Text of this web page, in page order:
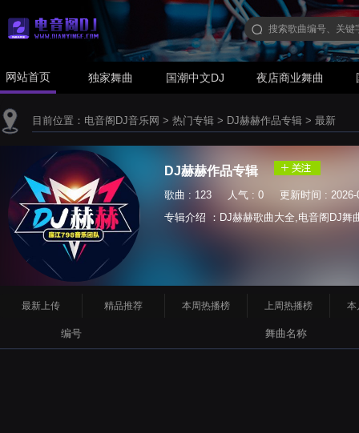
网站首页 独家舞曲 国潮中文DJ 夜店商业舞曲
目前位置： 电音阁DJ音乐网 > 热门专辑 > DJ赫赫作品专辑 > 最新
DJ赫赫作品专辑
歌曲 : 123 人气 : 0 更新时间 : 2026-
专辑介绍 ：DJ赫赫歌曲大全,电音阁DJ舞
最新上传 精品推荐 本周热播榜 上周热播榜 本
编号 舞曲名称